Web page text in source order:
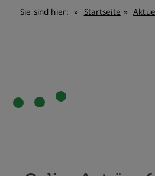
Sie sind hier: Startseite